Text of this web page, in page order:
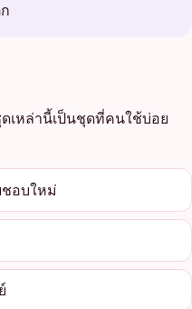
เหล่านี้เป็นชุดที่คนใช้บ่อย
อบใหม่